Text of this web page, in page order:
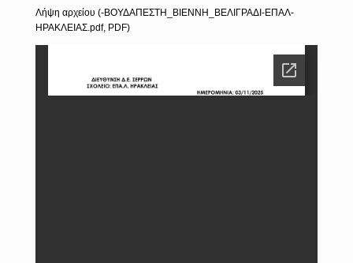
Λήψη αρχείου (-ΒΟΥΔΑΠΕΣΤΗ_ΒΙΕΝΝΗ_ΒΕΛΙΓΡΑΔΙ-ΕΠΑΛ-
ΗΡΑΚΛΕΙΑΣ.pdf, PDF)